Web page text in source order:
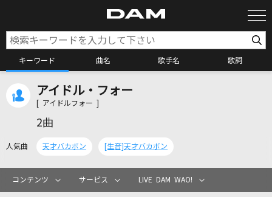
キーワード 曲名 歌手名 歌詞
カラオケ検索
カラオケリクエスト
アイドル・フォー
[ アイドルフォー ]
2曲
人気曲 天才バカボン [生音]天才バカボン
コンテンツ サービス LIVE DAM WAO!